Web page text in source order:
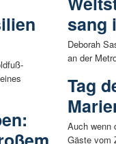
sang
Deborah
an der
Tag
Auch wenn
Gäste vom